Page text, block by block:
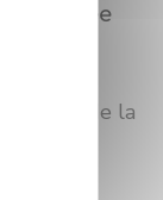
dédiée
édition de la